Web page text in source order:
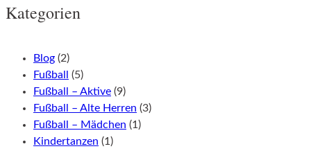
Kategorien
Blog (2)
Fußball
(5)
Fußball – Aktive (9)
Fußball – Alte Herren (3)
Fußball – Mädchen (1)
Kindertanzen (1)